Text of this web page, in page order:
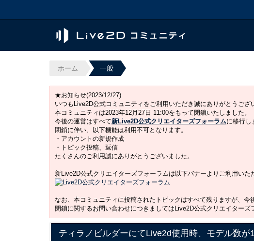
ホーム 一般
★お知らせ(2023/12/27)
いつもLive2D公式コミュニティをご利用いただき誠にありがとうござ
本コミュニティは2023年12月27日 11:00をもって閉鎖いたしました。
今後の運営はすべて新Live2D公式クリエイターズフォーラムに移行し
閉鎖に伴い、以下機能は利用不可となります。
・アカウントの新規作成
・トピック投稿、返信
たくさんのご利用誠にありがとうございました。
新Live2D公式クリエイターズフォーラムは以下バナーよりご利用いた
なお、本コミュニティに投稿されたトピックはすべて残りますが、今
閉鎖に関するお問い合わせにつきましてはLive2D公式クリエイターズ
ティラノビルダーにてLive2d使用時、モデル数